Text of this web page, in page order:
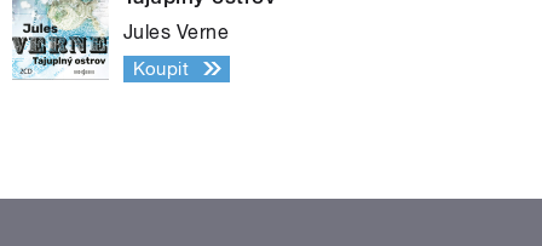
Jules Verne
Koupit